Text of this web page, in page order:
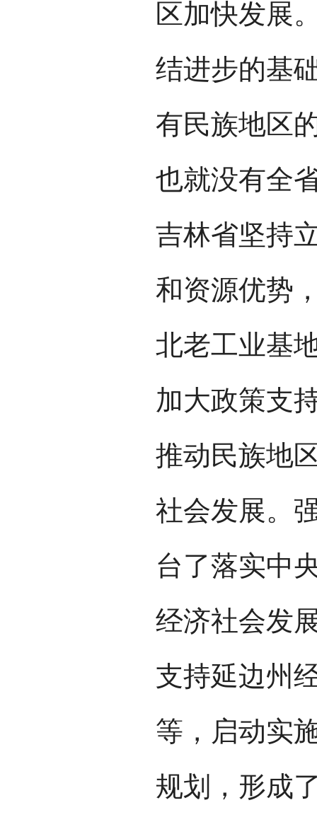
区加快发展
结进步的基
有民族地区
也就没有全
吉林省坚持
和资源优势
北老工业基
加大政策支
推动民族地
社会发展。
台了落实中
经济社会发
支持延边州
等，启动实
规划，形成